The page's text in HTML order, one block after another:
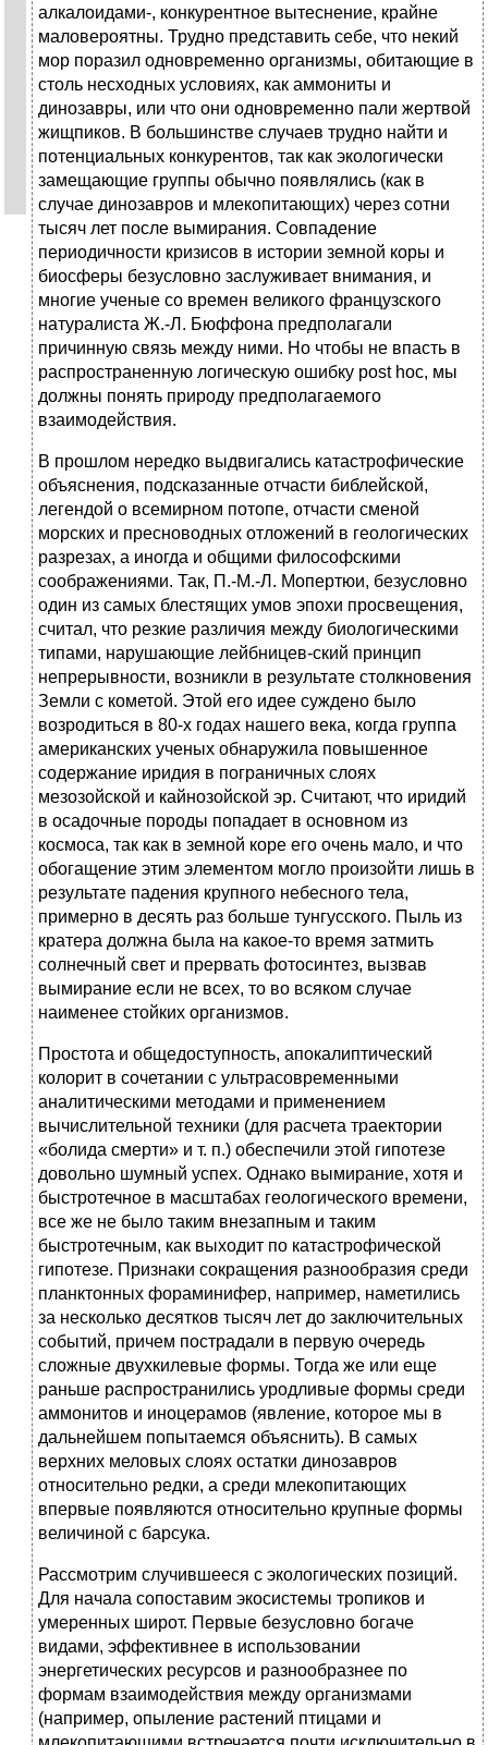
алкалоидами-, конкурентное вытеснение, крайне
маловероятны. Трудно представить себе, что некий
мор поразил одновременно организмы, обитающие в
столь несходных условиях, как аммониты и
динозавры, или что они одновременно пали жертвой
жищпиков. В большинстве случаев трудно найти и
потенциальных конкурентов, так как экологически
замещающие группы обычно появлялись (как в
случае динозавров и млекопитающих) через сотни
тысяч лет после вымирания. Совпадение
периодичности кризисов в истории земной коры и
биосферы безусловно заслуживает внимания, и
многие ученые со времен великого французского
натуралиста Ж.-Л. Бюффона предполагали
причинную связь между ними. Но чтобы не впасть в
распространенную логическую ошибку post hoc, мы
должны понять природу предполагаемого
взаимодействия.
В прошлом нередко выдвигались катастрофические
объяснения, подсказанные отчасти библейской,
легендой о всемирном потопе, отчасти сменой
морских и пресноводных отложений в геологических
разрезах, а иногда и общими философскими
соображениями. Так, П.-М.-Л. Мопертюи, безусловно
один из самых блестящих умов эпохи просвещения,
считал, что резкие различия между биологическими
типами, нарушающие лейбницев-ский принцип
непрерывности, возникли в результате столкновения
Земли с кометой. Этой его идее суждено было
возродиться в 80-х годах нашего века, когда группа
американских ученых обнаружила повышенное
содержание иридия в пограничных слоях
мезозойской и кайнозойской эр. Считают, что иридий
в осадочные породы попадает в основном из
космоса, так как в земной коре его очень мало, и что
обогащение этим элементом могло произойти лишь в
результате падения крупного небесного тела,
примерно в десять раз больше тунгусского. Пыль из
кратера должна была на какое-то время затмить
солнечный свет и прервать фотосинтез, вызвав
вымирание если не всех, то во всяком случае
наименее стойких организмов.
Простота и общедоступность, апокалиптический
колорит в сочетании с ультрасовременными
аналитическими методами и применением
вычислительной техники (для расчета траектории
«болида смерти» и т. п.) обеспечили этой гипотезе
довольно шумный успех. Однако вымирание, хотя и
быстротечное в масштабах геологического времени,
все же не было таким внезапным и таким
быстротечным, как выходит по катастрофической
гипотезе. Признаки сокращения разнообразия среди
планктонных фораминифер, например, наметились
за несколько десятков тысяч лет до заключительных
событий, причем пострадали в первую очередь
сложные двухкилевые формы. Тогда же или еще
раньше распространились уродливые формы среди
аммонитов и иноцерамов (явление, которое мы в
дальнейшем попытаемся объяснить). В самых
верхних меловых слоях остатки динозавров
относительно редки, а среди млекопитающих
впервые появляются относительно крупные формы
величиной с барсука.
Рассмотрим случившееся с экологических позиций.
Для начала сопоставим экосистемы тропиков и
умеренных широт. Первые безусловно богаче
видами, эффективнее в использовании
энергетических ресурсов и разнообразнее по
формам взаимодействия между организмами
(например, опыление растений птицами и